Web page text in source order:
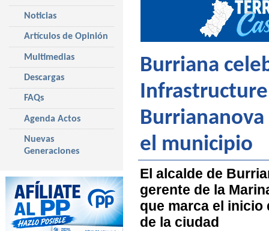
Burriana
el municipio
El alcalde de
gerente de la
que marca el inicio
de la ciudad
Noticias
Artículos de Opinión
Multimedias
Descargas
FAQs
Agenda Actos
Nuevas
Generaciones